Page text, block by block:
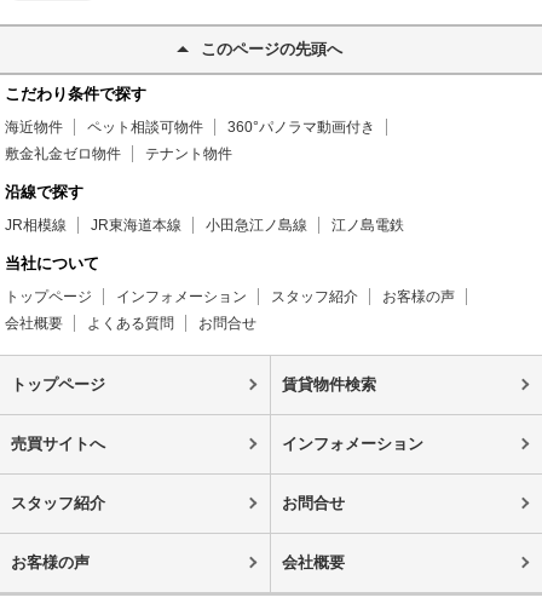
このページの先頭へ
こだわり条件で探す
海近物件 ペット相談可物件
360°パノラマ動画付き
敷金礼金ゼロ物件
テナント物件
沿線で探す
JR相模線 JR東海道本線 小田急江ノ島線 江ノ島電鉄
当社について
トップページ インフォメーション スタッフ紹介
お客様の声
会社概要
よくある質問 お問合せ
トップページ 賃貸物件検索
売買サイトへ インフォメーション
スタッフ紹介 お問合せ
お客様の声 会社概要